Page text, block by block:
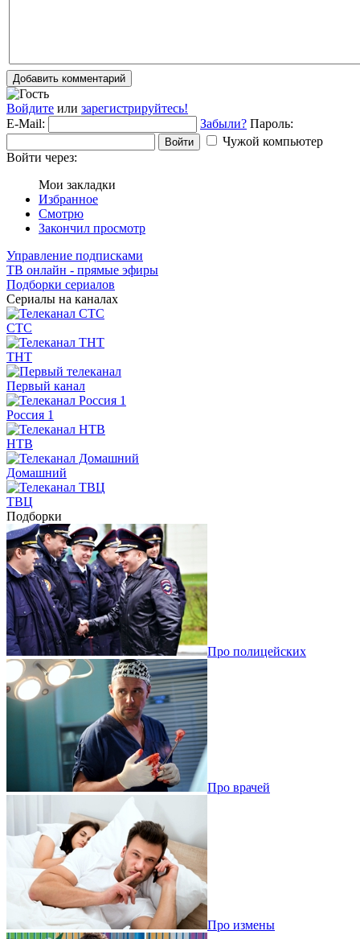
Добавить комментарий
Войдите или зарегистрируйтесь!
E-Mail:
Забыли? Пароль:
Войти
Чужой компьютер
Войти через:
Мои закладки
Избранное
Смотрю
Закончил просмотр
Управление подписками
ТВ онлайн - прямые эфиры
Подборки сериалов
Сериалы на каналах
СТС
ТНТ
Первый канал
Россия 1
НТВ
Домашний
ТВЦ
Подборки
Про полицейских
Про врачей
Про измены